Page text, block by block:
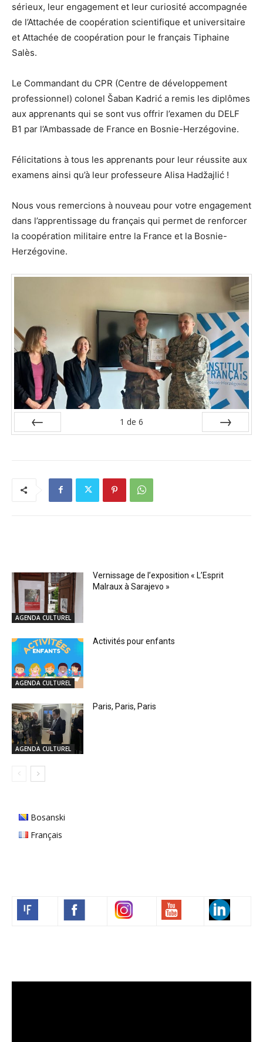
sérieux, leur engagement et leur curiosité accompagnée
de l’Attachée de coopération scientifique et universitaire
et Attachée de coopération pour le français Tiphaine
Salès.
Le Commandant du CPR (Centre de développement
professionnel) colonel Šaban Kadrić a remis les diplômes
aux apprenants qui se sont vus offrir l’examen du DELF
B1 par l’Ambassade de France en Bosnie-Herzégovine.
Félicitations à tous les apprenants pour leur réussite aux
examens ainsi qu’à leur professeure Alisa Hadžajlić !
Nous vous remercions à nouveau pour votre engagement
dans l’apprentissage du français qui permet de renforcer
la coopération militaire entre la France et la Bosnie-
Herzégovine.
1 de 6
AGENDA CULTUREL
Vernissage de l’exposition « L’Esprit
Malraux à Sarajevo »
AGENDA CULTUREL
Activités pour enfants
AGENDA CULTUREL
Paris, Paris, Paris
Bosanski
Français